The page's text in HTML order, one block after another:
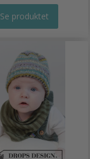
Se produktet